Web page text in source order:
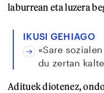
laburrean eta luzera
IKUSI GEHIAGO
«Sare
du zertan
Adituek diotenez,